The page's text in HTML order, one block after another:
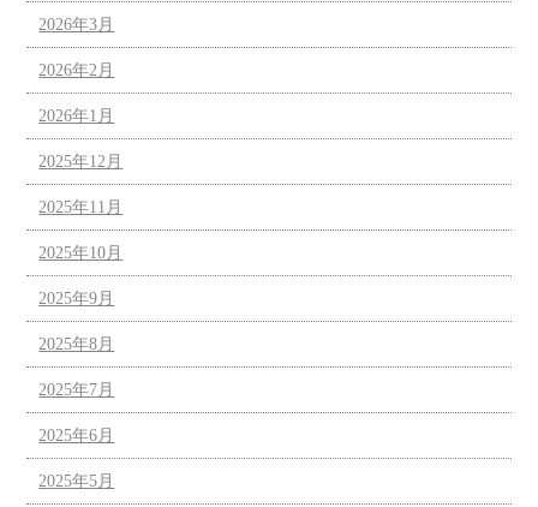
2026年3月
2026年2月
2026年1月
2025年12月
2025年11月
2025年10月
2025年9月
2025年8月
2025年7月
2025年6月
2025年5月